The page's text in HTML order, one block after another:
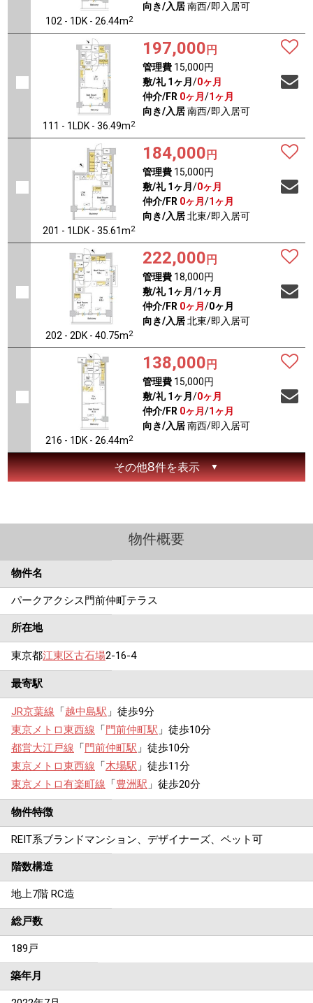
102 - 1DK - 26.44m2
向き/入居南西/即入居可
111 - 1LDK - 36.49m2
197,000 円
管理費15,000円
敷/礼 1ヶ月 /0ヶ月
仲介/FR 0ヶ月 /1ヶ月
向き/入居南西/即入居可
201 - 1LDK - 35.61m2
184,000 円
管理費15,000円
敷/礼 1ヶ月 /0ヶ月
仲介/FR 0ヶ月 /1ヶ月
向き/入居北東/即入居可
202 - 2DK - 40.75m2
222,000 円
管理費18,000円
敷/礼 1ヶ月 /1ヶ月
仲介/FR 0ヶ月 /0ヶ月
向き/入居北東/即入居可
216 - 1DK - 26.44m2
138,000 円
管理費15,000円
敷/礼 1ヶ月 /0ヶ月
仲介/FR 0ヶ月 /1ヶ月
向き/入居南西/即入居可
その他8件を表示
物件概要
物件名
パークアクシス門前仲町テラス
所在地
東京都江東区古石場2-16-4
最寄駅
JR京葉線 「越中島駅 」徒歩9分
東京メトロ東西線 「門前仲町駅 」徒歩10分
都営大江戸線 「門前仲町駅 」徒歩10分
東京メトロ東西線 「木場駅 」徒歩11分
東京メトロ有楽町線 「豊洲駅 」徒歩20分
物件特徴
REIT系ブランドマンション、デザイナーズ、ペット可
階数構造
地上7階 RC造
総戸数
189戸
築年月